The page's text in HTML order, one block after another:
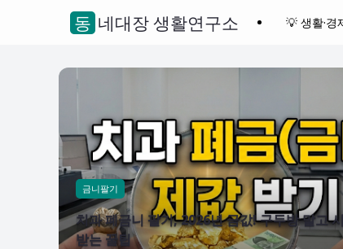
동네대장 생활연구소 💡 생활·경
금니팔기
치과 폐금니 팔기, 2026년 금값! 구두방 말고
받는 꿀팁